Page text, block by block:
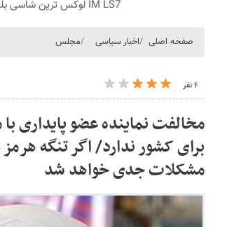
IM LS7 لوکس ترین شاسی بلند برقی ایران
صفحه اصلی اخبار سیاسی مجلس
۶ نفر
مخالفت نماینده عضو پایداری
برای کشور ندارد/ اگر تنگه
مشکلات جدی خواهد شد